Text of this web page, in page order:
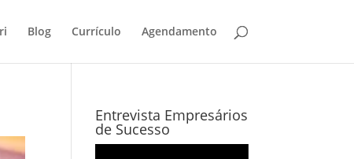
Blog Currículo Agendamento
Entrevista Empresários
de Sucesso